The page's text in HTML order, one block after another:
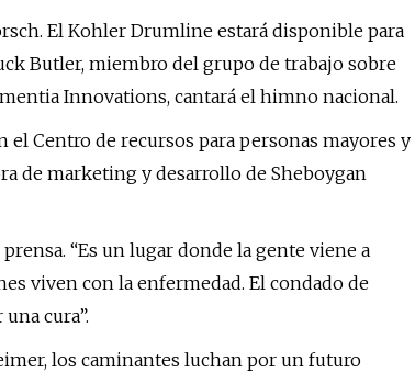
El Kohler Drumline estará disponible para
Butler, miembro del grupo de trabajo sobre
Innovations, cantará el himno nacional.
el Centro de recursos para personas mayores y
de marketing y desarrollo de Sheboygan
“Es un lugar donde la gente viene a
viven con la enfermedad. El condado de
cura”.
los caminantes luchan por un futuro